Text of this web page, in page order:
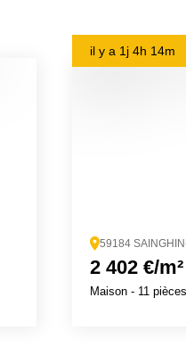
il y a 1j 4h 14m
59184
2 402 €/m²
Maison - 11 pièces